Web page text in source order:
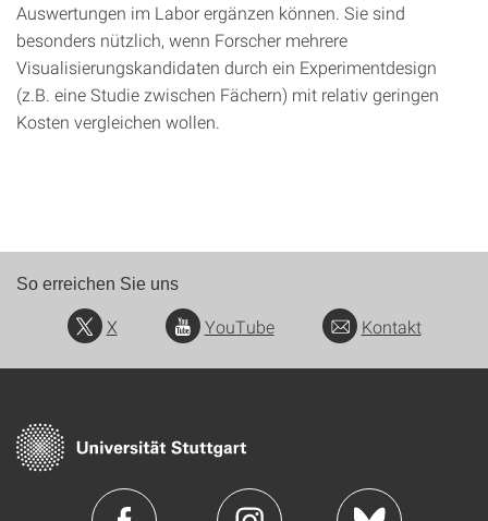
Auswertungen im Labor ergänzen können. Sie sind
besonders nützlich, wenn Forscher mehrere
Visualisierungskandidaten durch ein Experimentdesign
(z.B. eine Studie zwischen Fächern) mit relativ geringen
Kosten vergleichen wollen.
So erreichen Sie uns
X YouTube Kontakt